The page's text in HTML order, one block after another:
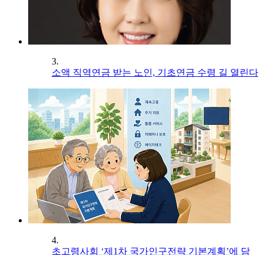
3.
소액 직역연금 받는 노인, 기초연금 수령 길 열린다
4.
초고령사회 ‘제1차 국가인구전략 기본계획’에 담